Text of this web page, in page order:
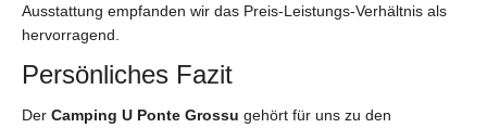
Ausstattung empfanden wir das Preis-Leistungs-Verhältnis als
hervorragend.
Persönliches Fazit
Der Camping U Ponte Grossu gehört für uns zu den